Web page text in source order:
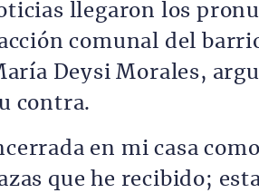
llegaron los
comunal del
Deysi Morales,
contra.
en mi casa
que he recibido;